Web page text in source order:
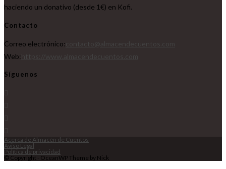
haciendo un donativo (desde 1€) en Kofi.
Contacto
Correo electrónico:
Web:
Síguenos
Acerca de Almacén de Cuentos
Aviso Legal
Política de privacidad
© Copyright - OceanWP Theme by Nick